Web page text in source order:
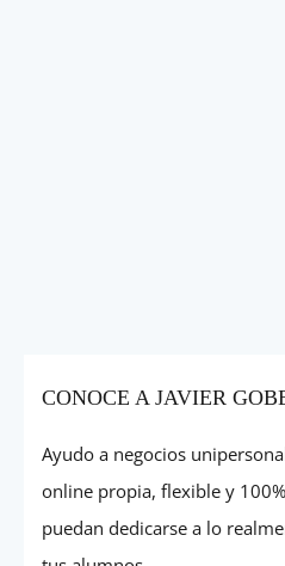
CONOCE A JAVIER
Ayudo a negocios
online propia, flexible y
puedan dedicarse a lo